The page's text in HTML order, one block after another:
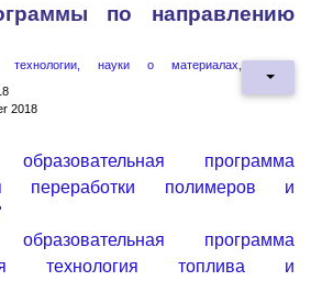
по направлению
технологии, науки о материалах,
2018
программа
переработки полимеров и
программа
технология топлива и